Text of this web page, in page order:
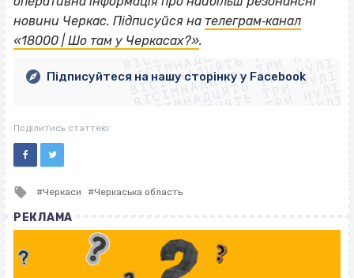
новини Черкас. Підписуйся на телеграм‐канал
«18000 | Шо там у Черкасах?».
ВІСІМНАДЦЯТЬ ТРИ НУЛІ
ВІСІМНАДЦЯТЬ ТРИ НУЛІ
ВІСІМНАДЦЯТЬ ТРИ НУЛІ
ВІСІМНАДЦЯТЬ ТРИ НУЛІ
ВІСІМНАДЦЯТЬ ТРИ НУЛІ
ВІСІМНАДЦЯТЬ ТРИ НУЛІ
ВІСІМНАДЦЯТЬ ТРИ НУЛІ
ВІСІМНАДЦЯТЬ ТРИ НУЛІ
Підписуйтеся на нашу сторінку у Facebook
Поділитись статтею
Tagged
Черкаси Черкаська область
РЕКЛАМА